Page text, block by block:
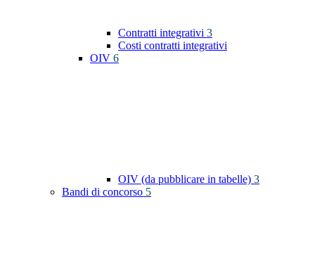
Contratti integrativi 3
Costi contratti integrativi
OIV 6
OIV (da pubblicare in tabelle) 3
Bandi di concorso 5